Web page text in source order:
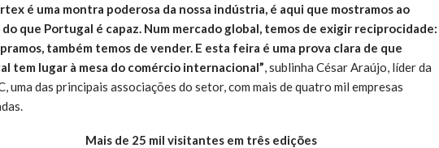
é uma montra poderosa da nossa indústria, é aqui que mostramos ao
do que Portugal é capaz. Num mercado global, temos de exigir reciprocidade:
também temos de vender. E esta feira é uma prova clara de que
tem lugar à mesa do comércio internacional” , sublinha César Araújo, líder da
uma das principais associações do setor, com mais de quatro mil empresas
Mais de 25 mil visitantes em três edições